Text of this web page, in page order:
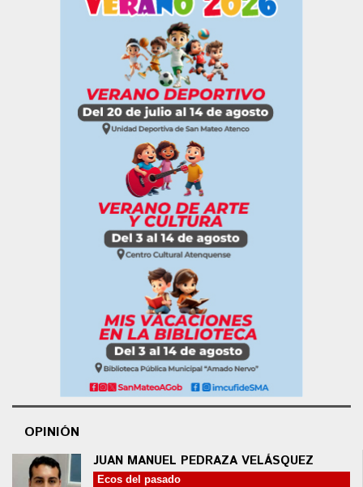
OPINIÓN
JUAN MANUEL PEDRAZA VELÁSQUEZ
Ecos del pasado